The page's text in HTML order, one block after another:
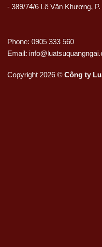
- 389/74/6 Lê Văn Khương,
Phone: 0905 333 560
Email:
Copyright 2026 © Công ty